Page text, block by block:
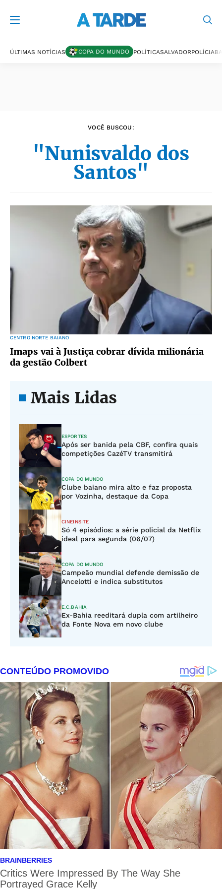
ÚLTIMAS NOTÍCIAS COPA DO MUNDO POLÍTICASALVADORPOLÍCIA
VOCÊ BUSCOU:
"Nunisvaldo dos
Santos"
CENTRO NORTE BAIANO
Imaps vai à Justiça cobrar dívida milionária
da gestão Colbert
Mais Lidas
ESPORTES
Após ser banida pela CBF, confira quais
competições CazéTV transmitirá
COPA DO MUNDO
Clube baiano mira alto e faz proposta
por Vozinha, destaque da Copa
CINEINSITE
Só 4 episódios: a série policial da Netflix
ideal para segunda (06/07)
COPA DO MUNDO
Campeão mundial defende demissão de
Ancelotti e indica substitutos
E.C.BAHIA
Ex-Bahia reeditará dupla com artilheiro
da Fonte Nova em novo clube